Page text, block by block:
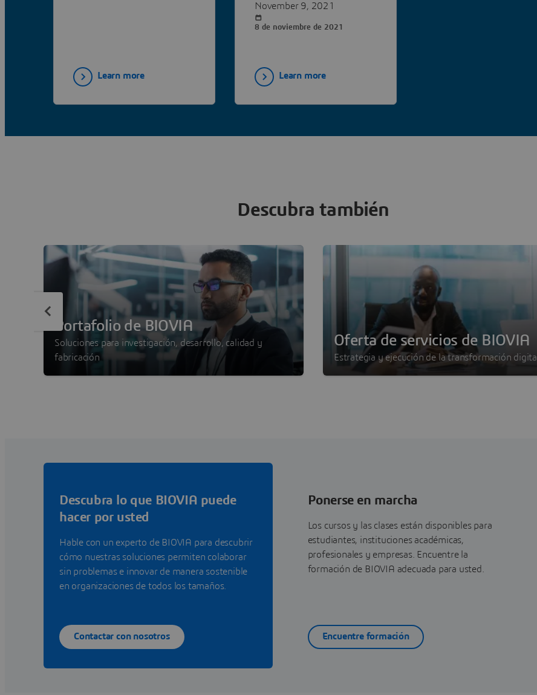
Learn more
Bottles
November 9, 2021
8 de noviembre de 2021
Learn more
Descubra también
Portafolio de BIOVIA
Soluciones para investigación, desarrollo, calidad y
fabricación
Oferta de servicios de BIOVIA
Estrategia y ejecución de la transformación digital
Descubra lo que BIOVIA puede
hacer por usted
Hable con un experto de BIOVIA para descubrir
cómo nuestras soluciones permiten colaborar
sin problemas e innovar de manera sostenible
en organizaciones de todos los tamaños.
Contactar con nosotros
Ponerse en marcha
Los cursos y las clases están disponibles para
estudiantes, instituciones académicas,
profesionales y empresas. Encuentre la
formación de BIOVIA adecuada para usted.
Encuentre formación